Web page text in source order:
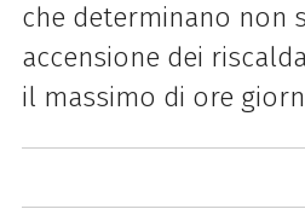
che determinano non
accensione dei
il massimo di ore